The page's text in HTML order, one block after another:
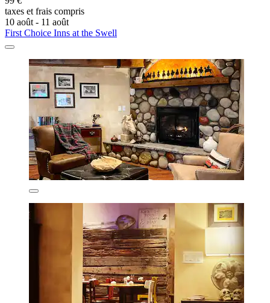
taxes et frais compris
10 août - 11 août
First Choice Inns at the Swell